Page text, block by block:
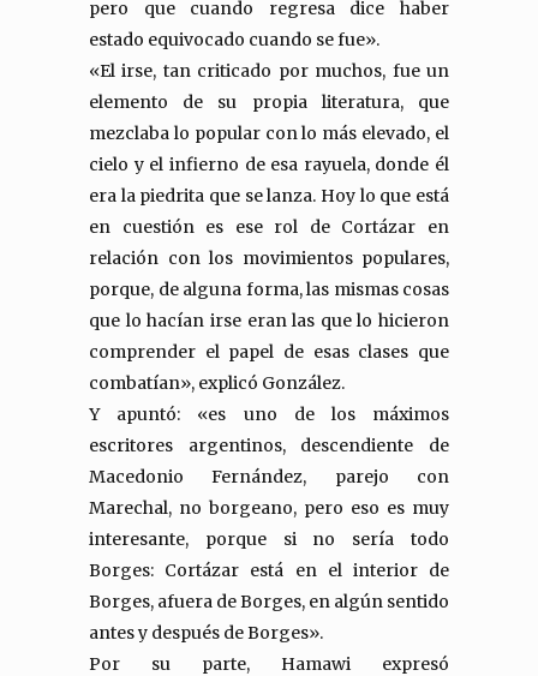
pero que cuando regresa dice haber
estado equivocado cuando se fue».
«El irse, tan criticado por muchos, fue un
elemento de su propia literatura, que
mezclaba lo popular con lo más elevado, el
cielo y el infierno de esa rayuela, donde él
era la piedrita que se lanza. Hoy lo que está
en cuestión es ese rol de Cortázar en
relación con los movimientos populares,
porque, de alguna forma, las mismas cosas
que lo hacían irse eran las que lo hicieron
comprender el papel de esas clases que
combatían», explicó González.
Y apuntó: «es uno de los máximos
escritores argentinos, descendiente de
Macedonio Fernández, parejo con
Marechal, no borgeano, pero eso es muy
interesante, porque si no sería todo
Borges: Cortázar está en el interior de
Borges, afuera de Borges, en algún sentido
antes y después de Borges».
Por su parte, Hamawi expresó